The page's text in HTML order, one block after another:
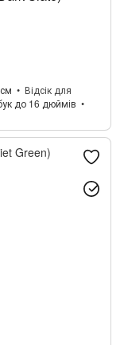
Відсік для
до 16 дюймів